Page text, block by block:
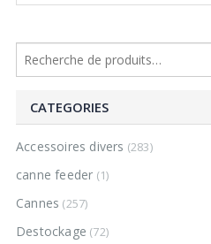
CATEGORIES
Accessoires divers (283)
canne feeder (1)
Cannes (257)
Destockage (72)